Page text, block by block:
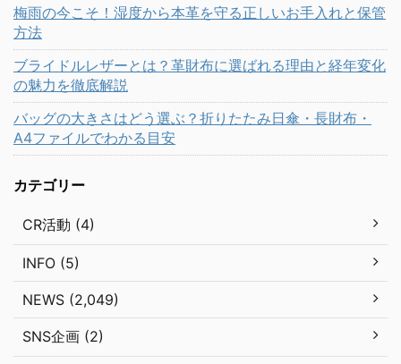
梅雨の今こそ！湿度から本革を守る正しいお手入れと保管
方法
ブライドルレザーとは？革財布に選ばれる理由と経年変化
の魅力を徹底解説
バッグの大きさはどう選ぶ？折りたたみ日傘・長財布・
A4ファイルでわかる目安
カテゴリー
CR活動 (4)
INFO (5)
NEWS (2,049)
SNS企画 (2)